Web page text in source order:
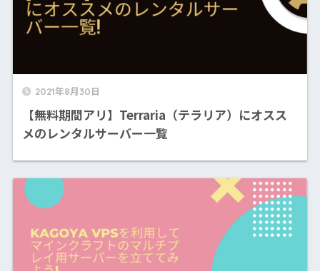
2021年8月30日
【無料期間アリ】Terraria（テラリア）にオスス
メのレンタルサーバー一覧